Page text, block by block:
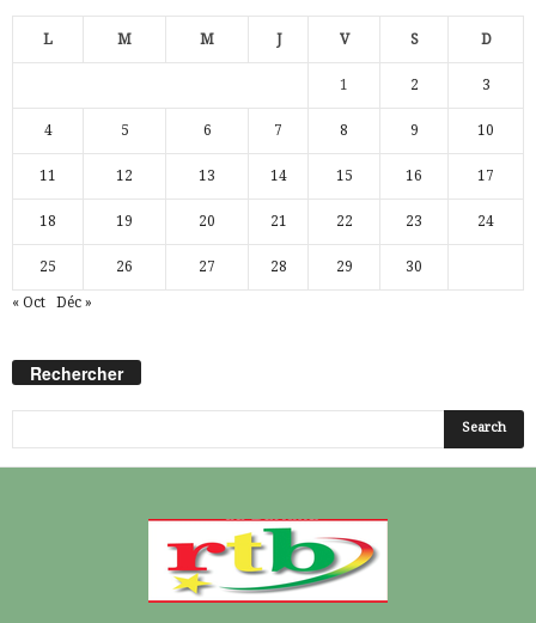
L M M J V S D
1 2 3
4 5 6 7 8 9 10
11 12 13 14 15 16 17
18 19 20 21 22 23 24
25 26 27 28 29 30
« Oct Déc »
Rechercher